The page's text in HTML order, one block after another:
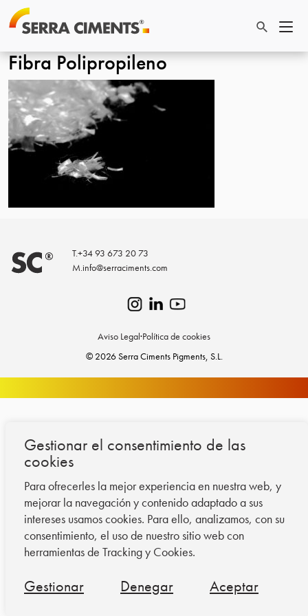
Gestionar el consentimiento de las
cookies
Para ofrecerles la mejor experiencia en nuestra web, y
mejorar la navegación y contenido adaptado a sus
intereses usamos cookies. Para ello, analizamos, con su
consentimiento, el uso de nuestro sitio web con
herramientas de Tracking y Cookies.
Gestionar Denegar Aceptar
Fibra Polipropileno
T.+34 93 673 20 73
M.info@serraciments.com
Aviso Legal·Política de cookies
© 2026 Serra Ciments Pigments, S.L.